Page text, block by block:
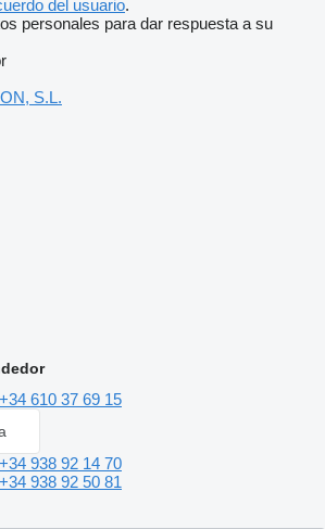
del usuario.
personales para dar respuesta a su
S.L.
+34 610 37 69 15
+34 938 92 14 70
+34 938 92 50 81